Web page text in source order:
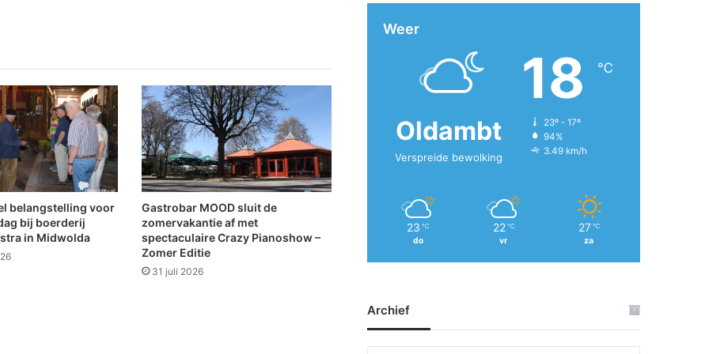
h
o
u
d
e
n
o
o
r
v
belangstelling voor
bij boerderij
in Midwolda
Gastrobar MOOD sluit de
zomervakantie af met
spectaculaire Crazy Pianoshow –
Zomer Editie
31 juli 2026
Weer
Oldambt
Verspreide bewolking
18 ℃
23º - 17º
94%
3.49 km/h
23 ℃
do
22 ℃
vr
27 ℃
za
Archief